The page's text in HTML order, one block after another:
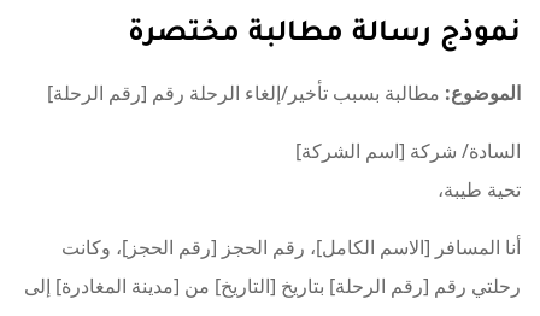
نموذج رسالة مطالبة مختصرة
الموضوع: مطالبة بسبب تأخير/إلغاء الرحلة رقم [رقم الرحلة]
السادة/ شركة [اسم الشركة]
تحية طيبة،
أنا المسافر [الاسم الكامل]، رقم الحجز [رقم الحجز]، وكانت
رحلتي رقم [رقم الرحلة] بتاريخ [التاريخ] من [مدينة المغادرة] إلى